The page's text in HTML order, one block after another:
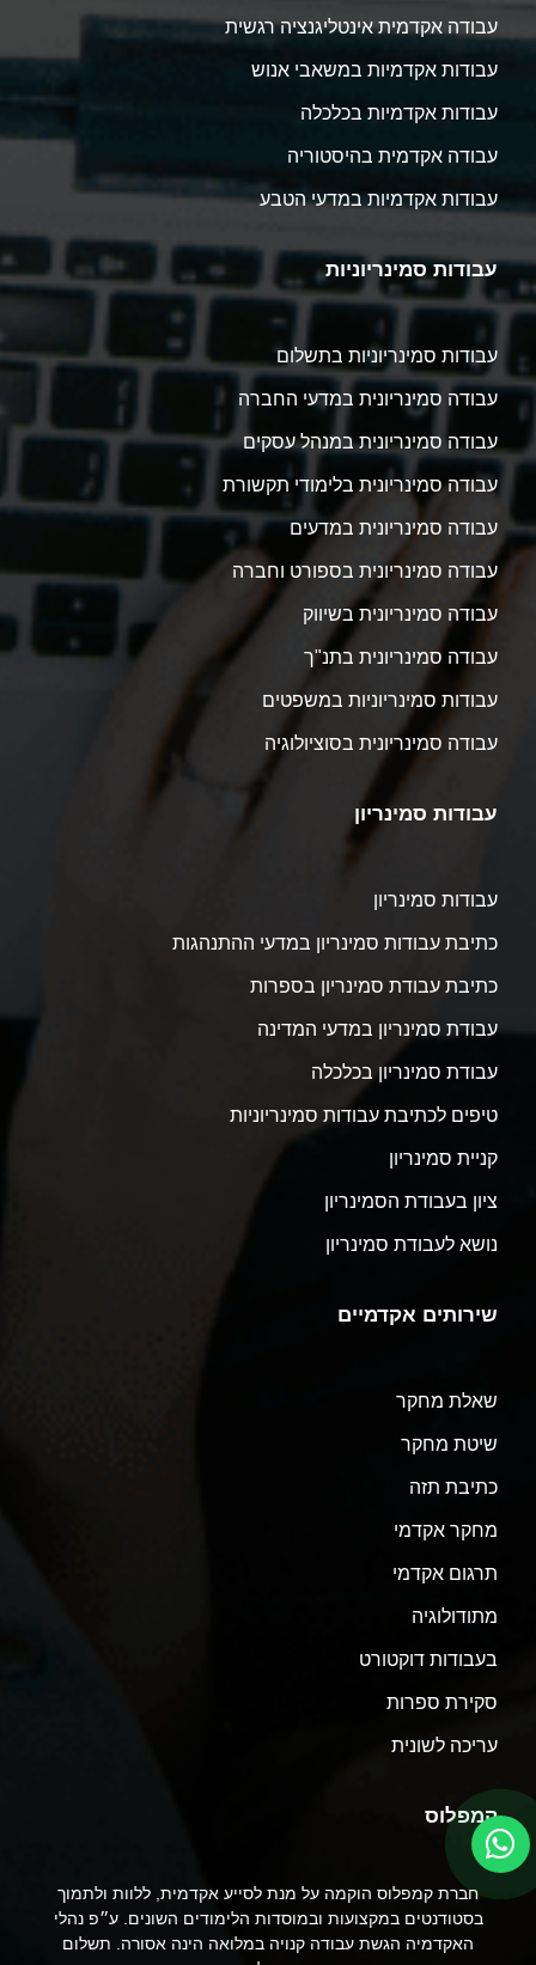
עבודה אקדמית אינטליגנציה רגשית
עבודות אקדמיות במשאבי אנוש
עבודות אקדמיות בכלכלה
עבודה אקדמית בהיסטוריה
עבודות אקדמיות במדעי הטבע
עבודות סמינריוניות
עבודות סמינריוניות בתשלום
עבודה סמינריונית במדעי החברה
עבודה סמינריונית במנהל עסקים
עבודה סמינריונית בלימודי תקשורת
עבודה סמינריונית במדעים
עבודה סמינריונית בספורט וחברה
עבודה סמינריונית בשיווק
עבודה סמינריונית בתנ"ך
עבודות סמינריוניות במשפטים
עבודה סמינריונית בסוציולוגיה
עבודות סמינריון
עבודות סמינריון
כתיבת עבודות סמינריון במדעי ההתנהגות
כתיבת עבודת סמינריון בספרות
עבודת סמינריון במדעי המדינה
עבודת סמינריון בכלכלה
טיפים לכתיבת עבודות סמינריוניות
קניית סמינריון
ציון בעבודת הסמינריון
נושא לעבודת סמינריון
שירותים אקדמיים
שאלת מחקר
שיטת מחקר
כתיבת תזה
מחקר אקדמי
תרגום אקדמי
מתודולוגיה
בעבודות דוקטורט
סקירת ספרות
עריכה לשונית
קמפלוס
חברת קמפלוס הוקמה על מנת לסייע אקדמית, ללוות ולתמוך
בסטודנטים במקצועות ובמוסדות הלימודים השונים. ע״פ נהלי
האקדמיה הגשת עבודה קנויה במלואה הינה אסורה. תשלום